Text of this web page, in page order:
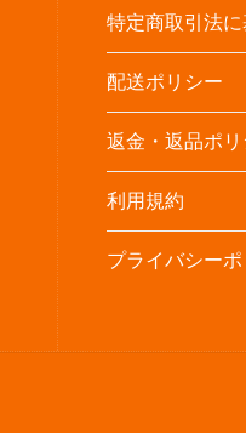
特定商取引法
配送ポリシー
返金・返品ポリ
利用規約
プライバシー